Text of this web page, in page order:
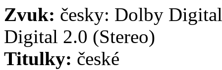
Zvuk: česky: Dolby
Digital 2.0 (Stereo)
Titulky: české